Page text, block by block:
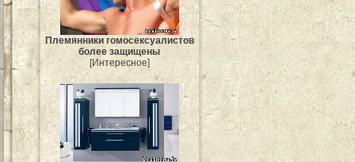
Племянники гомосексуалистов
более защищены
[Интересное]